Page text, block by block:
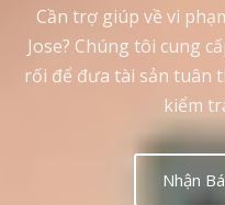
Cần trợ giúp về vi
Jose? Chúng tôi cung
rối để đưa tài sản tuân
kiểm
Nhận